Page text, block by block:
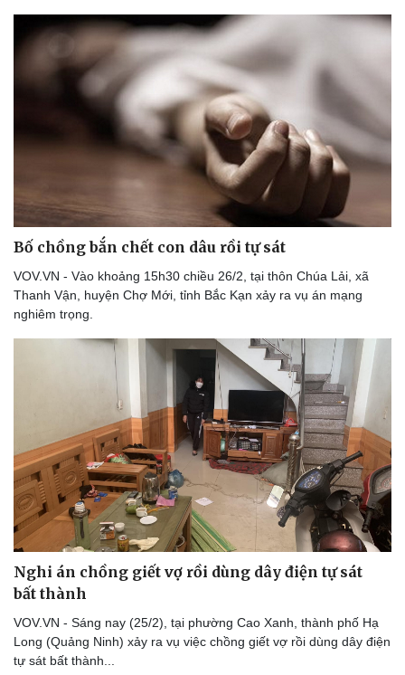
Lịch thi đấu bóng đá
Hậu trường
Ô tô - Xe máy
Ô tô
Xe máy
Tư vấn
Bố chồng bắn chết con dâu rồi tự sát
VOV.VN - Vào khoảng 15h30 chiều 26/2, tại thôn Chúa Lải, xã
Thanh Vận, huyện Chợ Mới, tỉnh Bắc Kạn xảy ra vụ án mạng
nghiêm trọng.
Nghi án chồng giết vợ rồi dùng dây điện tự sát
bất thành
VOV.VN - Sáng nay (25/2), tại phường Cao Xanh, thành phố Hạ
Long (Quảng Ninh) xảy ra vụ việc chồng giết vợ rồi dùng dây điện
tự sát bất thành...